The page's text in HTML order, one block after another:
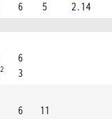
6
5
2.14
2
6
3
6
11